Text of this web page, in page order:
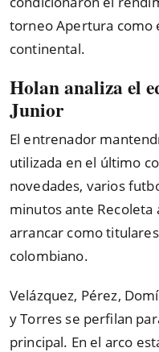
torneo Apertura como
continental.
Holan analiza el
Junior
El entrenador
utilizada en el último
novedades, varios
minutos ante Recoleta
arrancar como
colombiano.
Velázquez, Pérez,
y Torres se perfilan
principal. En el arco